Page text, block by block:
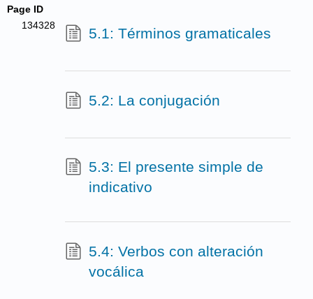
Page ID
134328
5.1: Términos gramaticales
5.2: La conjugación
5.3: El presente simple de
indicativo
5.4: Verbos con alteración
vocálica